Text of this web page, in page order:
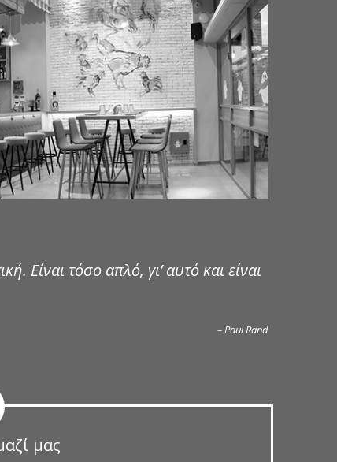
Είναι τόσο απλό, γι’ αυτό και είναι
– Paul Rand
μας